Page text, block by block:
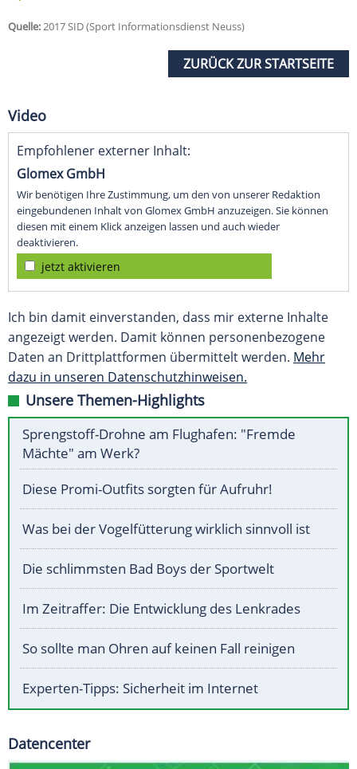
Quelle:2017 SID (Sport Informationsdienst Neuss)
ZURÜCK ZUR STARTSEITE
Video
Empfohlener externer Inhalt:
Glomex GmbH
Wir benötigen Ihre Zustimmung, um den von unserer Redaktion
eingebundenen Inhalt von Glomex GmbH anzuzeigen. Sie können
diesen mit einem Klick anzeigen lassen und auch wieder
deaktivieren.
jetzt aktivieren
Ich bin damit einverstanden, dass mir externe Inhalte
angezeigt werden. Damit können personenbezogene
Daten an Drittplattformen übermittelt werden. Mehr
dazu in unseren Datenschutzhinweisen.
Unsere Themen-Highlights
Sprengstoff-Drohne am Flughafen: "Fremde
Mächte" am Werk?
Diese Promi-Outfits sorgten für Aufruhr!
Was bei der Vogelfütterung wirklich sinnvoll ist
Die schlimmsten Bad Boys der Sportwelt
Im Zeitraffer: Die Entwicklung des Lenkrades
So sollte man Ohren auf keinen Fall reinigen
Experten-Tipps: Sicherheit im Internet
Datencenter